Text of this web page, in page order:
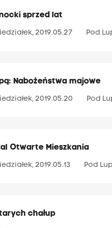
sprzed lat
2019.05.27 Pod
Nabożeństwa majowe
2019.05.20 Pod
Otwarte Mieszkania
2019.05.13 Pod
chałup